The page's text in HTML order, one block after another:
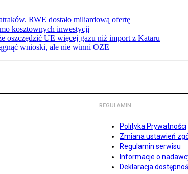
RWE dostało miliardową ofertę
kosztownych inwestycji
oszczędzić UE więcej gazu niż import z Kataru
wnioski, ale nie winni OZE
REGULAMIN
Polityka Prywatności
Zmiana ustawień
Regulamin serwisu
Informacje o
Deklaracja